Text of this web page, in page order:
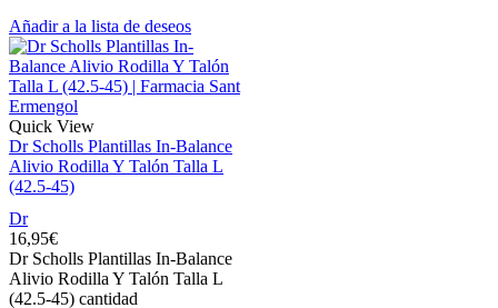
Añadir a la lista de deseos
Quick View
Dr Scholls Plantillas In-Balance
Alivio Rodilla Y Talón Talla L
(42.5-45)
Dr
16,95€
Dr Scholls Plantillas In-Balance
Alivio Rodilla Y Talón Talla L
(42.5-45) cantidad